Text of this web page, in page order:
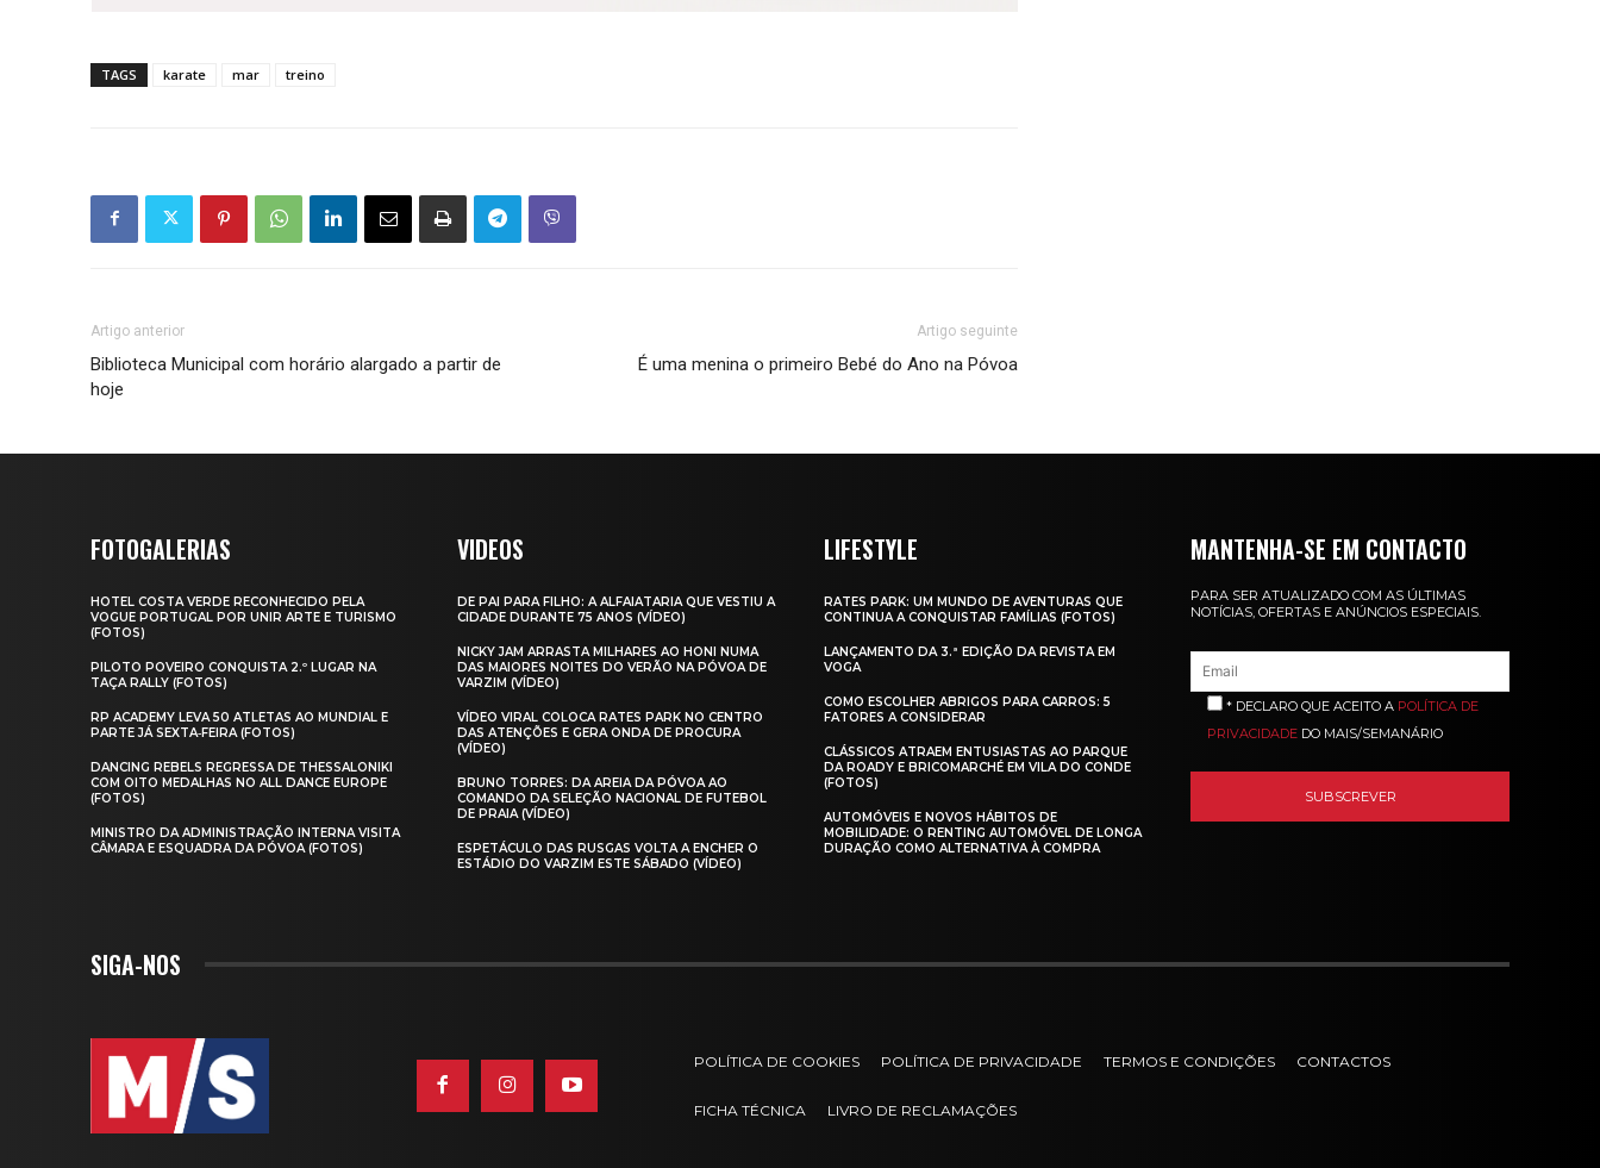
TAGS karate mar treino
Artigo anterior
Biblioteca Municipal com horário alargado a partir de
hoje
Artigo seguinte
É uma menina o primeiro Bebé do Ano na Póvoa
FOTOGALERIAS
HOTEL COSTA VERDE RECONHECIDO PELA
VOGUE PORTUGAL POR UNIR ARTE E TURISMO
(FOTOS)
PILOTO POVEIRO CONQUISTA 2.º LUGAR NA
TAÇA RALLY (FOTOS)
RP ACADEMY LEVA 50 ATLETAS AO MUNDIAL E
PARTE JÁ SEXTA‑FEIRA (FOTOS)
DANCING REBELS REGRESSA DE THESSALONIKI
COM OITO MEDALHAS NO ALL DANCE EUROPE
(FOTOS)
MINISTRO DA ADMINISTRAÇÃO INTERNA VISITA
CÂMARA E ESQUADRA DA PÓVOA (FOTOS)
VIDEOS
DE PAI PARA FILHO: A ALFAIATARIA QUE VESTIU A
CIDADE DURANTE 75 ANOS (VÍDEO)
NICKY JAM ARRASTA MILHARES AO HONI NUMA
DAS MAIORES NOITES DO VERÃO NA PÓVOA DE
VARZIM (VÍDEO)
VÍDEO VIRAL COLOCA RATES PARK NO CENTRO
DAS ATENÇÕES E GERA ONDA DE PROCURA
(VÍDEO)
BRUNO TORRES: DA AREIA DA PÓVOA AO
COMANDO DA SELEÇÃO NACIONAL DE FUTEBOL
DE PRAIA (VÍDEO)
ESPETÁCULO DAS RUSGAS VOLTA A ENCHER O
ESTÁDIO DO VARZIM ESTE SÁBADO (VÍDEO)
LIFESTYLE
RATES PARK: UM MUNDO DE AVENTURAS QUE
CONTINUA A CONQUISTAR FAMÍLIAS (FOTOS)
LANÇAMENTO DA 3.ª EDIÇÃO DA REVISTA EM
VOGA
COMO ESCOLHER ABRIGOS PARA CARROS: 5
FATORES A CONSIDERAR
CLÁSSICOS ATRAEM ENTUSIASTAS AO PARQUE
DA ROADY E BRICOMARCHÉ EM VILA DO CONDE
(FOTOS)
AUTOMÓVEIS E NOVOS HÁBITOS DE
MOBILIDADE: O RENTING AUTOMÓVEL DE LONGA
DURAÇÃO COMO ALTERNATIVA À COMPRA
MANTENHA-SE EM CONTACTO
PARA SER ATUALIZADO COM AS ÚLTIMAS
NOTÍCIAS, OFERTAS E ANÚNCIOS ESPECIAIS.
* DECLARO QUE ACEITO A POLÍTICA DE
PRIVACIDADE DO MAIS/SEMANÁRIO
SIGA-NOS
POLÍTICA DE COOKIES POLÍTICA DE PRIVACIDADE TERMOS E CONDIÇÕES CONTACTOS
FICHA TÉCNICA LIVRO DE RECLAMAÇÕES